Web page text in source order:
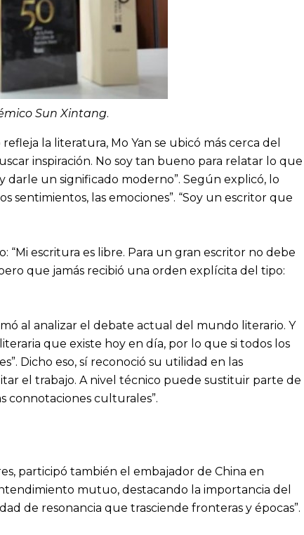
Sun Xintang.
la literatura, Mo Yan se ubicó más cerca del
inspiración. No soy tan bueno para relatar lo que
un significado moderno”. Según explicó, lo
sentimientos, las emociones”. “Soy un escritor que
“Mi escritura es libre. Para un gran escritor no debe
que jamás recibió una orden explícita del tipo:
al analizar el debate actual del mundo literario. Y
que existe hoy en día, por lo que si todos los
Dicho eso, sí reconoció su utilidad en las
el trabajo. A nivel técnico puede sustituir parte de
connotaciones culturales”.
participó también el embajador de China en
mutuo, destacando la importancia del
de resonancia que trasciende fronteras y épocas”.